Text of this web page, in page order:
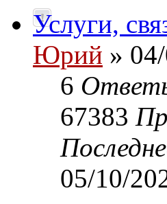
Услуги,
Юрий »
6
67383
05/10/